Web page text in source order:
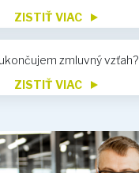
ZISTIŤ VIAC
zmluvný vzťah?
ZISTIŤ VIAC